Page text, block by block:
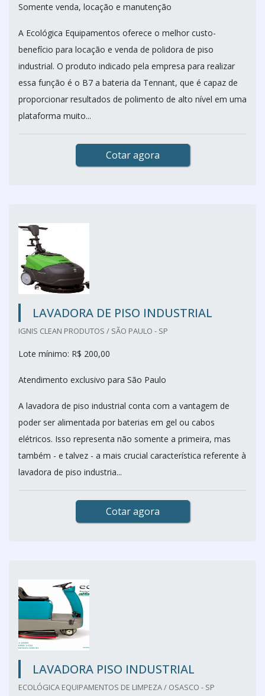
Somente venda, locação e manutenção
A Ecológica Equipamentos oferece o melhor custo-
benefício para locação e venda de polidora de piso
industrial. O produto indicado pela empresa para realizar
essa função é o B7 a bateria da Tennant, que é capaz de
proporcionar resultados de polimento de alto nível em uma
plataforma muito...
Cotar agora
LAVADORA DE PISO INDUSTRIAL
IGNIS CLEAN PRODUTOS / SÃO PAULO - SP
Lote mínimo: R$ 200,00
Atendimento exclusivo para São Paulo
A lavadora de piso industrial conta com a vantagem de
poder ser alimentada por baterias em gel ou cabos
elétricos. Isso representa não somente a primeira, mas
também - e talvez - a mais crucial característica referente à
lavadora de piso industria...
Cotar agora
LAVADORA PISO INDUSTRIAL
ECOLÓGICA EQUIPAMENTOS DE LIMPEZA / OSASCO - SP